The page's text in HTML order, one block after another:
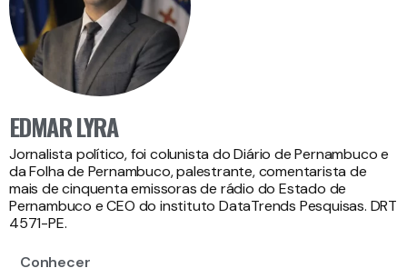
EDMAR LYRA
Jornalista político, foi colunista do Diário de Pernambuco e
da Folha de Pernambuco, palestrante, comentarista de
mais de cinquenta emissoras de rádio do Estado de
Pernambuco e CEO do instituto DataTrends Pesquisas. DRT
4571-PE.
Conhecer